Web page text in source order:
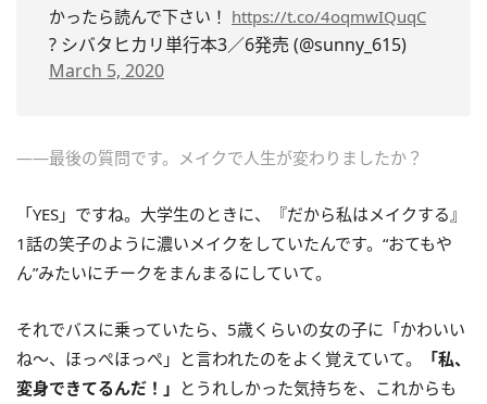
かったら読んで下さい！ https://t.co/4oqmwIQuqC
? シバタヒカリ単行本3／6発売 (@sunny_615)
March 5, 2020
——最後の質問です。メイクで人生が変わりましたか？
「YES」ですね。大学生のときに、『だから私はメイクする』
1話の笑子のように濃いメイクをしていたんです。“おてもや
ん”みたいにチークをまんまるにしていて。
それでバスに乗っていたら、5歳くらいの女の子に「かわいい
ね〜、ほっぺほっぺ」と言われたのをよく覚えていて。
「私、
変身できてるんだ！」 とうれしかった気持ちを、これからも